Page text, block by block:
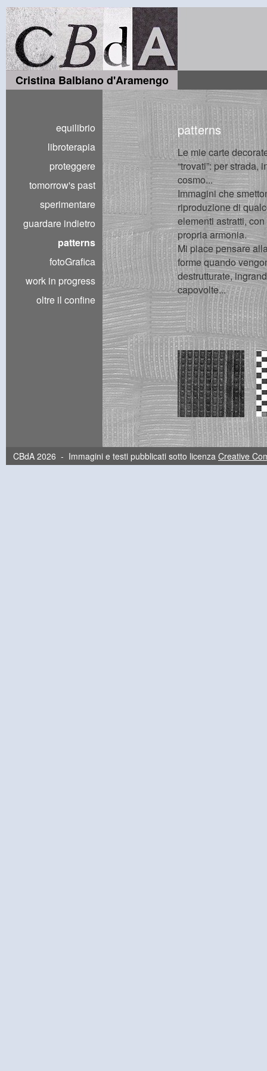
Cristina Balbiano d'Aramengo
equilibrio
libroterapia
proteggere
tomorrow's past
sperimentare
guardare indietro
patterns
fotoGrafica
work in progress
oltre il confine
patterns
Le mie carte
“trovati”: per strada,
cosmo...
Immagini che
riproduzione di
elementi astratti,
propria armonia.
Mi piace pensare
forme quando
destrutturate,
capovolte...
CBdA 2026 - Immagini e testi pubblicati sotto licenza Creative